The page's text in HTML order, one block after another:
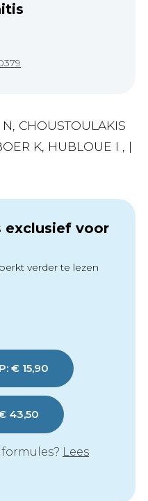
CHOUSTOULAKIS
K, HUBLOUE I , |
exclusief voor
verder te lezen
€ 15,90
43,50
Lees